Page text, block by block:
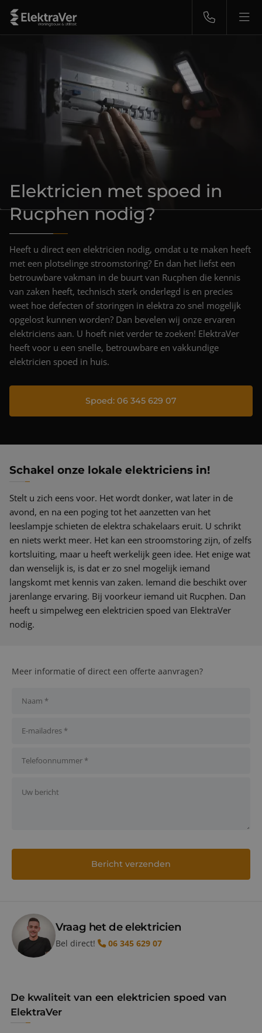
Nieuwbouw
Renovatie
Groepenkasten
Storingsdienst 24/7
Over ons
Projecten
Nieuws & blog
Contact
Elektricien met spoed in
Rucphen nodig?
Heeft u direct een elektricien nodig, omdat u te maken heeft
met een plotselinge stroomstoring? En dan het liefst een
betrouwbare vakman in de buurt van Rucphen die kennis
van zaken heeft, technisch sterk onderlegd is en precies
weet hoe defecten of storingen in elektra zo snel mogelijk
opgelost kunnen worden? Dan bevelen wij onze ervaren
elektriciens aan. U hoeft niet verder te zoeken! ElektraVer
heeft voor u een snelle, betrouwbare en vakkundige
elektricien spoed in huis.
Spoed: 06 345 629 07
Schakel onze lokale elektriciens in!
Stelt u zich eens voor. Het wordt donker, wat later in de
avond, en na een poging tot het aanzetten van het
leeslampje schieten de elektra schakelaars eruit. U schrikt
en niets werkt meer. Het kan een stroomstoring zijn, of zelfs
kortsluiting, maar u heeft werkelijk geen idee. Het enige wat
dan wenselijk is, is dat er zo snel mogelijk iemand
langskomt met kennis van zaken. Iemand die beschikt over
jarenlange ervaring. Bij voorkeur iemand uit Rucphen. Dan
heeft u simpelweg een elektricien spoed van ElektraVer
nodig.
Meer informatie of direct een offerte aanvragen?
Vraag het de elektricien
Bel direct! 06 345 629 07
De kwaliteit van een elektricien spoed van
ElektraVer